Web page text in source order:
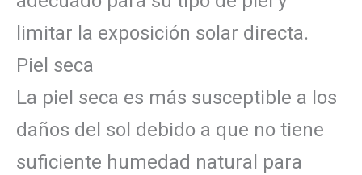
limitar la exposición solar directa.
Piel seca
La piel seca es más susceptible a los
daños del sol debido a que no tiene
suficiente humedad natural para